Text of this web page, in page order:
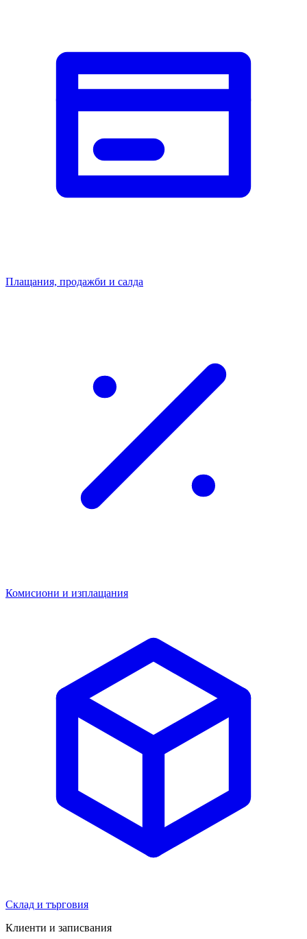
Плащания, продажби и салда
Комисиони и изплащания
Склад и търговия
Клиенти и записвания